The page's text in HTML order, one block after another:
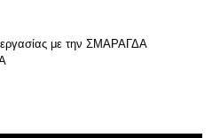
με την ΣΜΑΡΑΓΔΑ